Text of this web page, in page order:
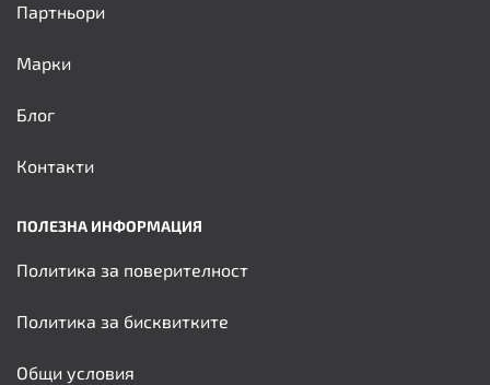
Партньори
Марки
Блог
Контакти
ПОЛЕЗНА ИНФОРМАЦИЯ
Политика за поверителност
Политика за бисквитките
Общи условия